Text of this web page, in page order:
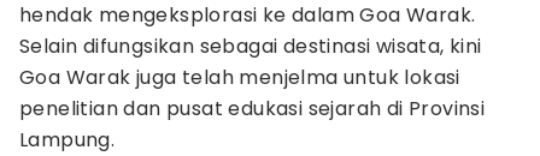
hendak mengeksplorasi ke dalam Goa Warak.
Selain difungsikan sebagai destinasi wisata, kini
Goa Warak juga telah menjelma untuk lokasi
penelitian dan pusat edukasi sejarah di Provinsi
Lampung.